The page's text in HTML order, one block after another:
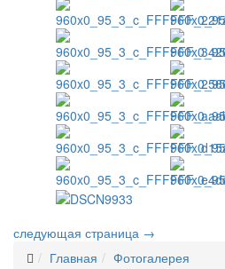
следующая страница →
Главная
Фотогалерея